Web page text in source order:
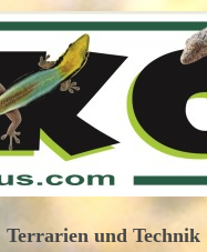
Terrarien und Technik